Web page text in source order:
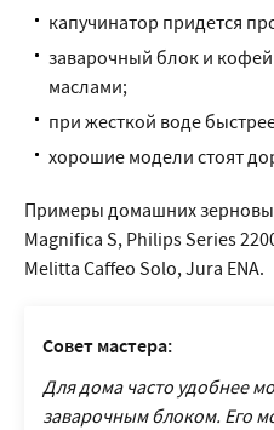
капучинатор придется
заварочный блок и
маслами;
при жесткой воде
хорошие модели стоят
Примеры домашних
Magnifica S, Philips Series
Melitta Caffeo Solo, Jura ENA.
Совет мастера:
Для дома часто удобнее
заварочным блоком. Его